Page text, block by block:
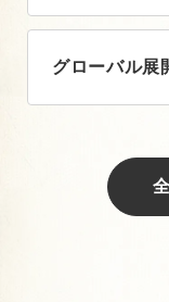
グローバル展